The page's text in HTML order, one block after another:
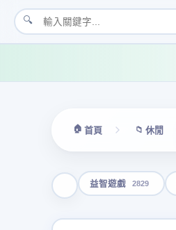
🔍
🏠 首頁 📁 休閒
益智遊戲 2829